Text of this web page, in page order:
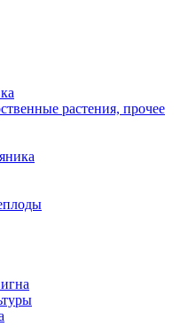
растения, прочее